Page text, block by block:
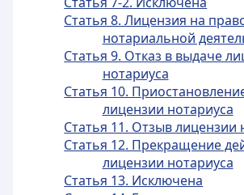
Статья 8. Лицензия на
нотариальной
Статья 9. Отказ в выдаче
нотариуса
Статья 10.
лицензии нотариуса
Статья 11. Отзыв лицензии
Статья 12. Прекращение
лицензии нотариуса
Статья 13. Исключена